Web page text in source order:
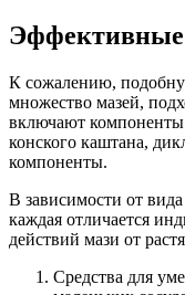
Эффективные
К сожалению,
множество мазей,
включают
конского каштана,
компоненты.
В зависимости от
каждая отличается
действий мази от
Средства для